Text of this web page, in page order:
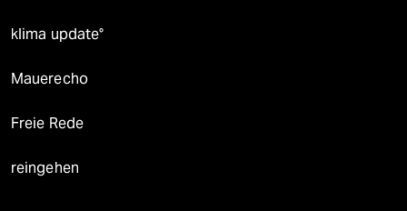
klima update°
Mauerecho
Freie Rede
reingehen